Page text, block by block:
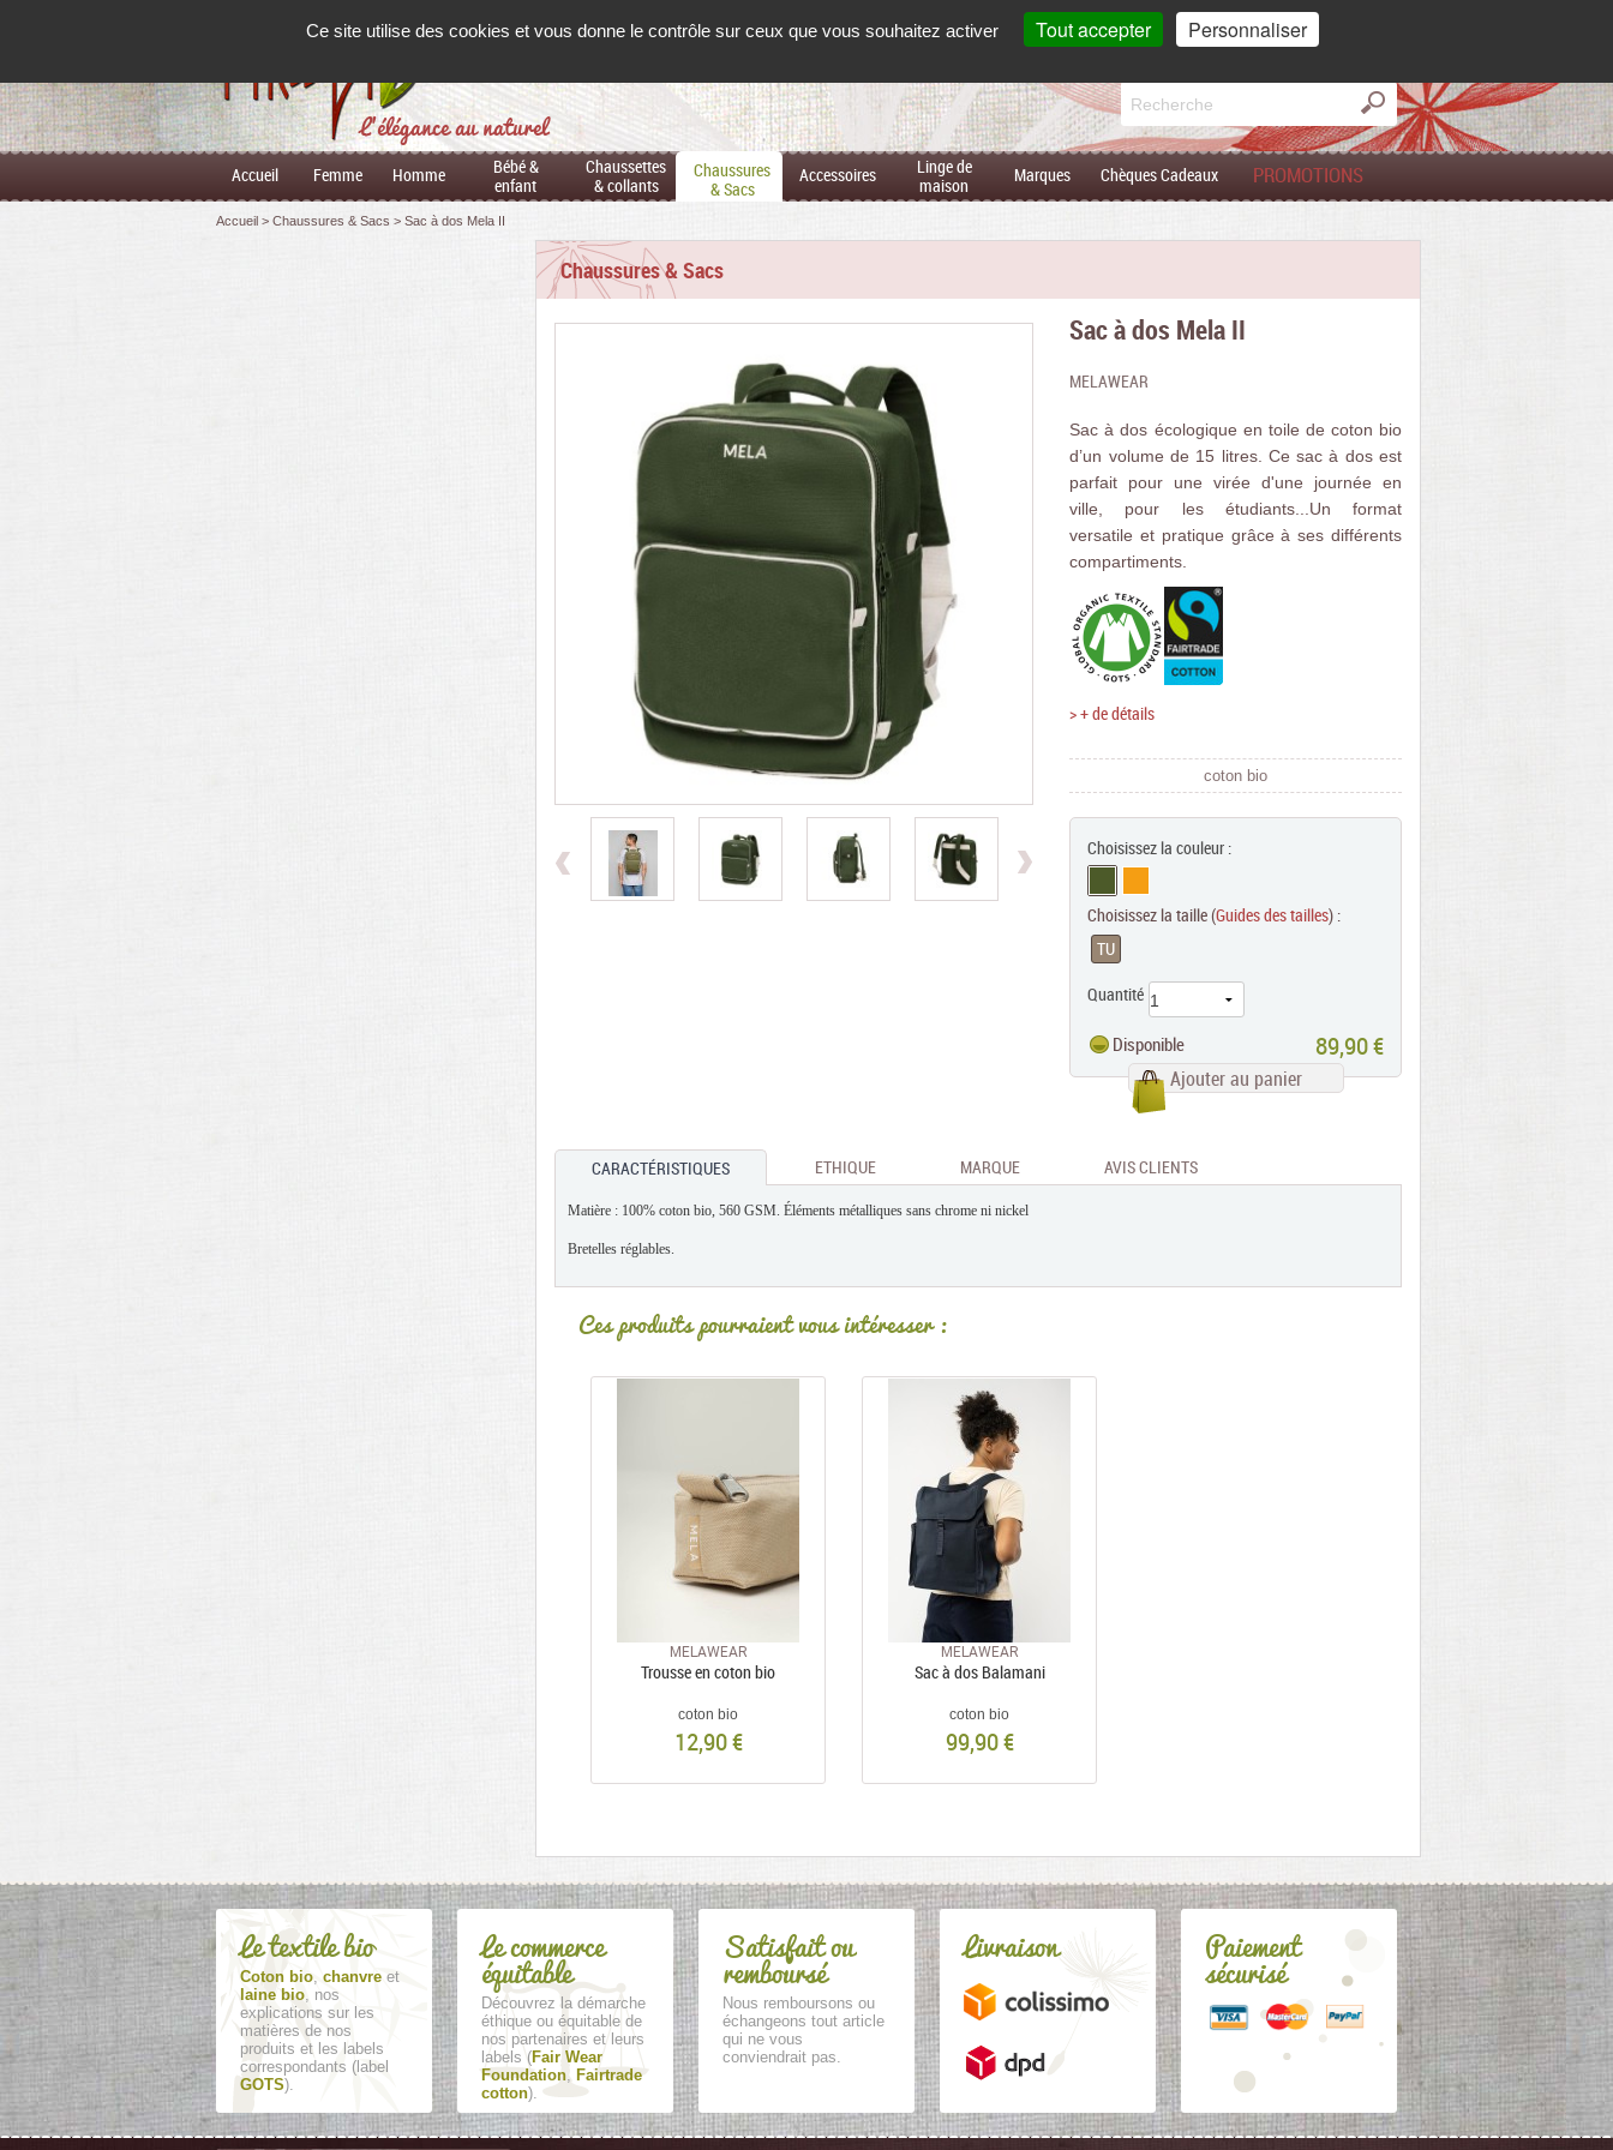
L'élégance au naturel
Monpanier
0 article(s)
Moncompte
Français
Accueil Femme Homme
Bébé &
enfant
Chaussettes
& collants
Chaussures
& Sacs
Accessoires
Linge de
maison
Marques Chèques Cadeaux PROMOTIONS
Accueil Chaussures & Sacs Sac à dos Mela II
Chaussures & Sacs
Previous Next
Sac à dos Mela II
MELAWEAR
Sac à dos écologique en toile de coton bio
d’un volume de 15 litres. Ce sac à dos est
parfait pour une virée d'une journée en
ville, pour les étudiants...Un format
versatile et pratique grâce à ses différents
compartiments.
> + de détails
coton bio
Choisissez la couleur :
Choisissez la taille (Guides des tailles) :
TU
Quantité
Disponible 89,90 €
Ajouter au panier
CARACTÉRISTIQUES ETHIQUE MARQUE AVIS CLIENTS
Matière : 100% coton bio, 560 GSM. Éléments métalliques sans chrome ni nickel
Bretelles réglables.
Ces produits pourraient vous intéresser :
MELAWEAR
Trousse en coton bio
coton bio
12,90 €
MELAWEAR
Sac à dos Balamani
coton bio
99,90 €
Le textile bio
Coton bio, chanvre et
laine bio, nos
explications sur les
matières de nos
produits et les labels
correspondants (label
GOTS).
Le commerce
équitable
Découvrez la démarche
éthique ou équitable de
nos partenaires et leurs
labels (Fair Wear
Foundation, Fairtrade
cotton).
Satisfait ou
remboursé
Nous remboursons ou
échangeons tout article
qui ne vous
conviendrait pas.
Livraison Paiement
sécurisé
Ce site utilise des cookies et vous donne le contrôle sur ceux que vous souhaitez activer
Tout accepter Personnaliser